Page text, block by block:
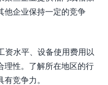
他企业保持一定的竞争
资水平、设备使用费用以
理性。了解所在地区的行
竞争力。